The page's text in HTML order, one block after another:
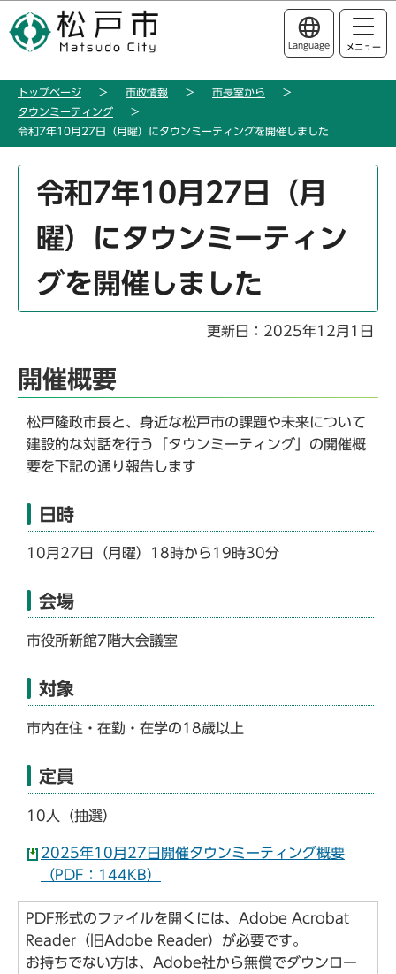
の
ー
このページの本文へ移動
Language メニュー
トップページ 市政情報
市長室から
タウンミーティング
令和7年10月27日（月曜）にタウンミーティングを開催しました
令和7年10月27日（月
曜）にタウンミーティン
グを開催しました
更新日：2025年12月1日
開催概要
松戸隆政市長と、身近な松戸市の課題や未来について
建設的な対話を行う「タウンミーティング」の開催概
要を下記の通り報告します
日時
10月27日（月曜）18時から19時30分
会場
市役所新館7階大会議室
対象
市内在住・在勤・在学の18歳以上
定員
10人（抽選）
2025年10月27日開催タウンミーティング概要
（PDF：144KB）
PDF形式のファイルを開くには、Adobe Acrobat
Reader（旧Adobe Reader）が必要です。
お持ちでない方は、Adobe社から無償でダウンロー